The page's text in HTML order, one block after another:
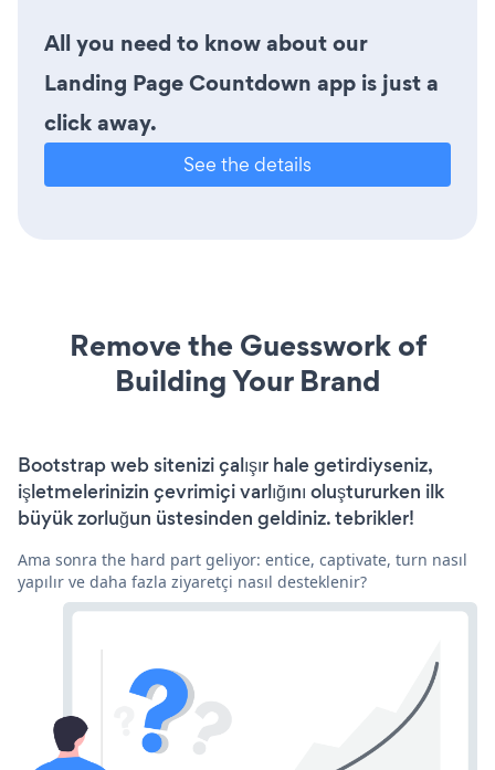
All you need to know about our
Landing Page Countdown app is just a
click away.
See the details
Remove the Guesswork of
Building Your Brand
Bootstrap web sitenizi çalışır hale getirdiyseniz,
işletmelerinizin çevrimiçi varlığını oluştururken ilk
büyük zorluğun üstesinden geldiniz. tebrikler!
Ama sonra the hard part geliyor: entice, captivate, turn nasıl
yapılır ve daha fazla ziyaretçi nasıl desteklenir?